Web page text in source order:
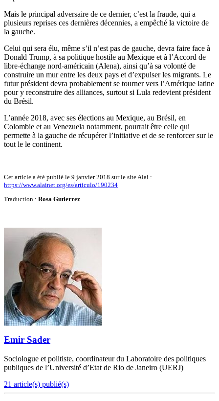
Mais le principal adversaire de ce dernier, c’est la fraude, qui a
plusieurs reprises ces dernières décennies, a empêché la victoire de
la gauche.
Celui qui sera élu, même s’il n’est pas de gauche, devra faire face à
Donald Trump, à sa politique hostile au Mexique et à l’Accord de
libre-échange nord-américain (Alena), ainsi qu’à sa volonté de
construire un mur entre les deux pays et d’expulser les migrants. Le
futur président devra probablement se tourner vers l’Amérique latine
pour y reconstruire des alliances, surtout si Lula redevient président
du Brésil.
L’année 2018, avec ses élections au Mexique, au Brésil, en
Colombie et au Venezuela notamment, pourrait être celle qui
permette à la gauche de récupérer l’initiative et de se renforcer sur le
tout le le continent.
Cet article a été publié le 9 janvier 2018 sur le site Alai :
https://www.alainet.org/es/articulo/190234
Traduction : Rosa Gutierrez
Emir Sader
Sociologue et politiste, coordinateur du Laboratoire des politiques
publiques de l’Université d’Etat de Rio de Janeiro (UERJ)
21 article(s) publié(s)